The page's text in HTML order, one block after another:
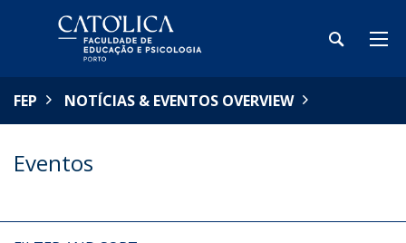
FEP NOTÍCIAS & EVENTOS OVERVIEW
Eventos